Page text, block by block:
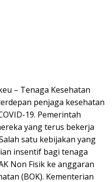
– Tenaga Kesehatan
penjaga kesehatan
19. Pemerintah
yang terus bekerja
satu kebijakan yang
insentif bagi tenaga
Non Fisik ke anggaran
(BOK). Kementerian